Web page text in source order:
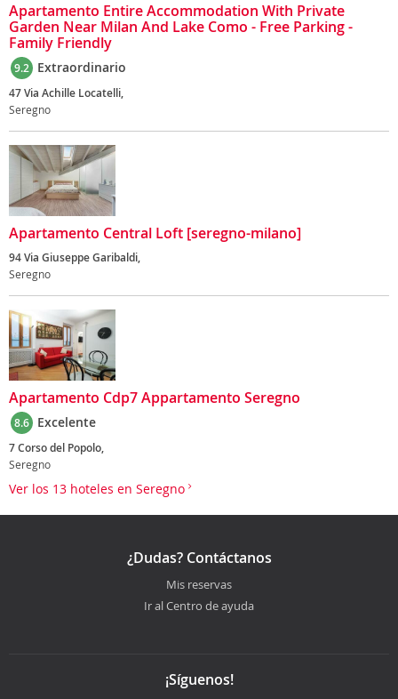
Apartamento Entire Accommodation With Private
Garden Near Milan And Lake Como - Free Parking -
Family Friendly
9.2 Extraordinario
47 Via Achille Locatelli,
Seregno
Apartamento Central Loft [seregno-milano]
94 Via Giuseppe Garibaldi,
Seregno
Apartamento Cdp7 Appartamento Seregno
8.6 Excelente
7 Corso del Popolo,
Seregno
Ver los 13 hoteles en Seregno
¿Dudas? Contáctanos
Mis reservas
Ir al Centro de ayuda
¡Síguenos!